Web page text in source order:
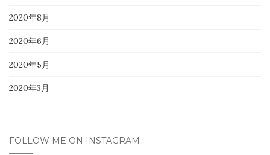
2020年8月
2020年6月
2020年5月
2020年3月
FOLLOW ME ON INSTAGRAM